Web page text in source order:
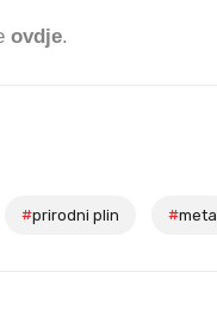
ovdje.
#prirodni plin #meta